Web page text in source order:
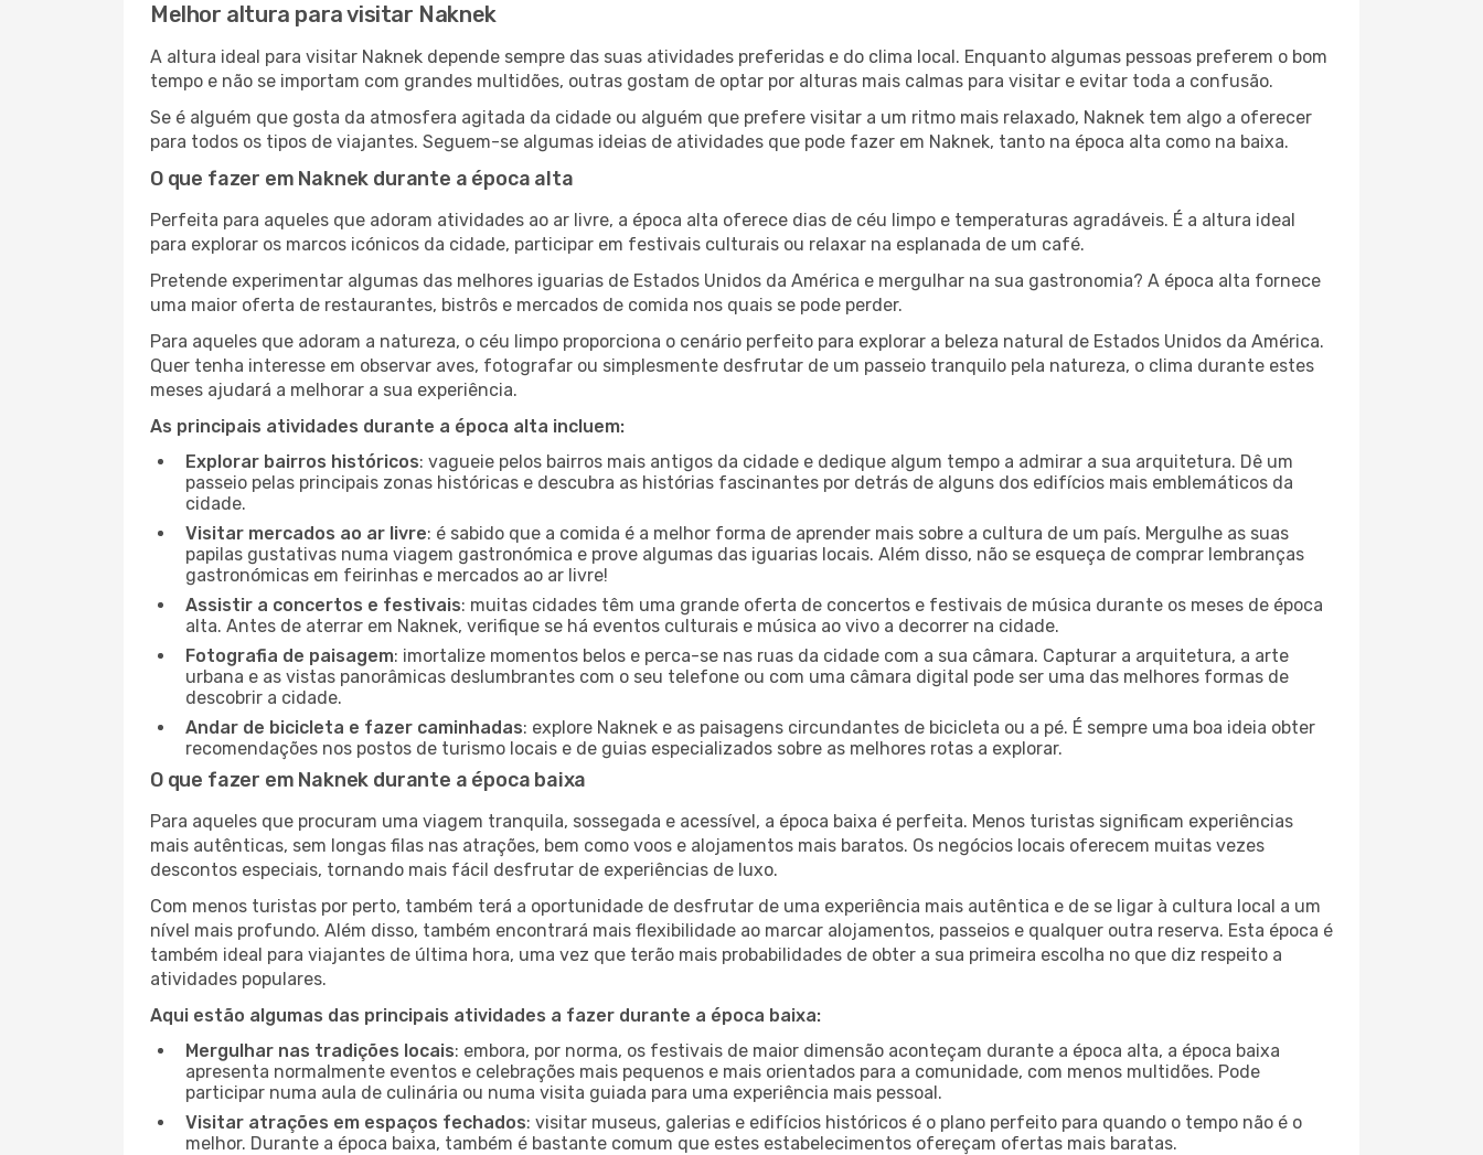
Melhor altura para visitar Naknek
A altura ideal para visitar Naknek depende sempre das suas atividades preferidas e do clima local. Enquanto algumas pessoas preferem o bom
tempo e não se importam com grandes multidões, outras gostam de optar por alturas mais calmas para visitar e evitar toda a confusão.
Se é alguém que gosta da atmosfera agitada da cidade ou alguém que prefere visitar a um ritmo mais relaxado, Naknek tem algo a oferecer
para todos os tipos de viajantes. Seguem-se algumas ideias de atividades que pode fazer em Naknek, tanto na época alta como na baixa.
O que fazer em Naknek durante a época alta
Perfeita para aqueles que adoram atividades ao ar livre, a época alta oferece dias de céu limpo e temperaturas agradáveis. É a altura ideal
para explorar os marcos icónicos da cidade, participar em festivais culturais ou relaxar na esplanada de um café.
Pretende experimentar algumas das melhores iguarias de Estados Unidos da América e mergulhar na sua gastronomia? A época alta fornece
uma maior oferta de restaurantes, bistrôs e mercados de comida nos quais se pode perder.
Para aqueles que adoram a natureza, o céu limpo proporciona o cenário perfeito para explorar a beleza natural de Estados Unidos da América.
Quer tenha interesse em observar aves, fotografar ou simplesmente desfrutar de um passeio tranquilo pela natureza, o clima durante estes
meses ajudará a melhorar a sua experiência.
As principais atividades durante a época alta incluem:
Explorar bairros históricos: vagueie pelos bairros mais antigos da cidade e dedique algum tempo a admirar a sua arquitetura. Dê um
passeio pelas principais zonas históricas e descubra as histórias fascinantes por detrás de alguns dos edifícios mais emblemáticos da
cidade.
Visitar mercados ao ar livre: é sabido que a comida é a melhor forma de aprender mais sobre a cultura de um país. Mergulhe as suas
papilas gustativas numa viagem gastronómica e prove algumas das iguarias locais. Além disso, não se esqueça de comprar lembranças
gastronómicas em feirinhas e mercados ao ar livre!
Assistir a concertos e festivais: muitas cidades têm uma grande oferta de concertos e festivais de música durante os meses de época
alta. Antes de aterrar em Naknek, verifique se há eventos culturais e música ao vivo a decorrer na cidade.
Fotografia de paisagem: imortalize momentos belos e perca-se nas ruas da cidade com a sua câmara. Capturar a arquitetura, a arte
urbana e as vistas panorâmicas deslumbrantes com o seu telefone ou com uma câmara digital pode ser uma das melhores formas de
descobrir a cidade.
Andar de bicicleta e fazer caminhadas: explore Naknek e as paisagens circundantes de bicicleta ou a pé. É sempre uma boa ideia obter
recomendações nos postos de turismo locais e de guias especializados sobre as melhores rotas a explorar.
O que fazer em Naknek durante a época baixa
Para aqueles que procuram uma viagem tranquila, sossegada e acessível, a época baixa é perfeita. Menos turistas significam experiências
mais autênticas, sem longas filas nas atrações, bem como voos e alojamentos mais baratos. Os negócios locais oferecem muitas vezes
descontos especiais, tornando mais fácil desfrutar de experiências de luxo.
Com menos turistas por perto, também terá a oportunidade de desfrutar de uma experiência mais autêntica e de se ligar à cultura local a um
nível mais profundo. Além disso, também encontrará mais flexibilidade ao marcar alojamentos, passeios e qualquer outra reserva. Esta época é
também ideal para viajantes de última hora, uma vez que terão mais probabilidades de obter a sua primeira escolha no que diz respeito a
atividades populares.
Aqui estão algumas das principais atividades a fazer durante a época baixa:
Mergulhar nas tradições locais: embora, por norma, os festivais de maior dimensão aconteçam durante a época alta, a época baixa
apresenta normalmente eventos e celebrações mais pequenos e mais orientados para a comunidade, com menos multidões. Pode
participar numa aula de culinária ou numa visita guiada para uma experiência mais pessoal.
Visitar atrações em espaços fechados: visitar museus, galerias e edifícios históricos é o plano perfeito para quando o tempo não é o
melhor. Durante a época baixa, também é bastante comum que estes estabelecimentos ofereçam ofertas mais baratas.